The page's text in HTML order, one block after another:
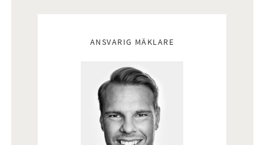
ANSVARIG MÄKLARE